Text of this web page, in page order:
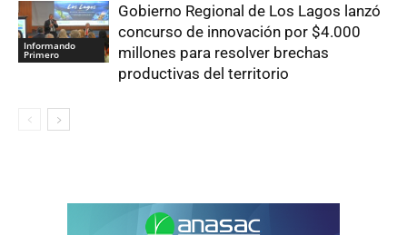
Informando
Primero
Gobierno Regional de Los Lagos lanzó
concurso de innovación por $4.000
millones para resolver brechas
productivas del territorio